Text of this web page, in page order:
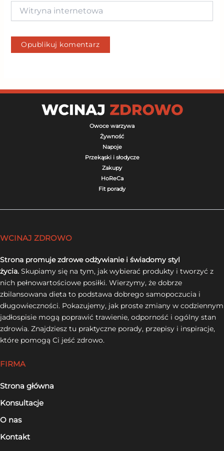
Witryna
internetowa
Owoce warzywa
Żywność
Napoje
Przekąski i słodycze
Zakupy
HoReCa
Fit porady
WCINAJ ZDROWO
Strona promuje zdrowe odżywianie i świadomy styl
życia. Skupiamy się na tym, jak wybierać produkty i tworzyć z
nich pełnowartościowe posiłki. Wierzymy, że dobrze
zbilansowana dieta to podstawa dobrego samopoczucia i
długowieczności. Pokazujemy, jak proste zmiany w codziennym
jadłospisie mogą poprawić trawienie, odporność i ogólny stan
zdrowia. Znajdziesz tu praktyczne porady, przepisy i inspiracje,
które pomogą Ci jeść zdrowo.
FIRMA
Strona główna
Konsultacje
O nas
Kontakt